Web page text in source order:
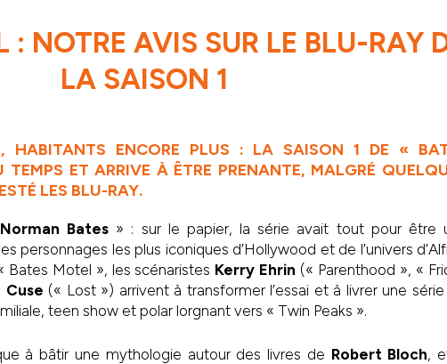
: NOTRE AVIS SUR LE BLU-RAY
LA SAISON 1
HABITANTS ENCORE PLUS : LA SAISON 1 DE «
ET ARRIVE À ÊTRE PRENANTE, MALGRÉ
LES BLU-RAY.
Norman Bates » : sur le papier, la série avait tout pour être
personnages les plus iconiques d’Hollywood et de l’univers
Bates Motel », les scénaristes Kerry Ehrin (« Parenthood », «
Cuse (« Lost ») arrivent à transformer l’essai et à livrer une
teen show et polar lorgnant vers « Twin Peaks ».
à bâtir une mythologie autour des livres de Robert Bloch,